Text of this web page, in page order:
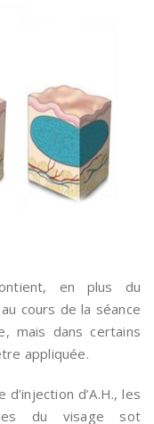
en plus du
cours de la séance
mais dans certains
appliquée.
d’A.H., les
du visage sot